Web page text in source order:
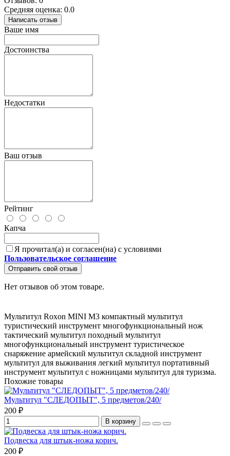
Средняя оценка: 0.0
Написать отзыв
Ваше имя
Достоинства
Недостатки
Ваш отзыв
Рейтинг
Капча
Я прочитал(а) и согласен(на) с условиями
Пользовательское соглашение
Отправить свой отзыв
Нет отзывов об этом товаре.
Мультитул Roxon MINI M3 компактный мультитул
туристический инструмент многофункциональный нож
тактический мультитул походный мультитул
многофункциональный инструмент туристическое
снаряжение армейский мультитул складной инструмент
мультитул для выживания легкий мультитул портативный
инструмент мультитул с ножницами мультитул для туризма.
Похожие товары
Мультитул "СЛЕДОПЫТ", 5 предметов/240/
200 ₽
В корзину
Подвеска для штык-ножа корич.
200 ₽